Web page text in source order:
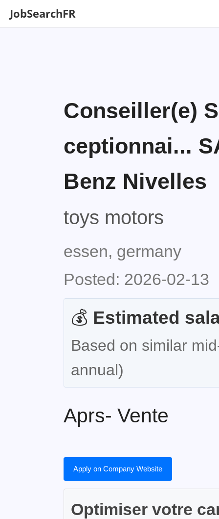
JobSearchFR
Conseiller(e)
ceptionnai...
Benz Nivelles
toys motors
essen, germany
Posted: 2026-02-13
💰 Estimated
Based on similar
annual)
Aprs- Vente
Apply on Company Website
Optimiser votre